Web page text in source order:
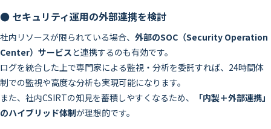
● セキュリティ運用の外部連携を検討
社内リソースが限られている場合、 外部のSOC（Security Operation
Center）サービスと連携するのも有効です。
ログを統合した上で専門家による監視・分析を委託すれば、24時間体
制での監視や高度な分析も実現可能になります。
また、社内CSIRTの知見を蓄積しやすくなるため、
「内製＋外部連携」
のハイブリッド体制が理想的です。